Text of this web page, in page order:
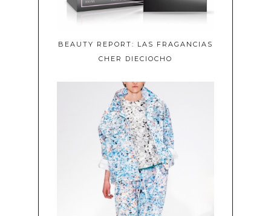
BEAUTY REPORT: LAS FRAGANCIAS
CHER DIECIOCHO